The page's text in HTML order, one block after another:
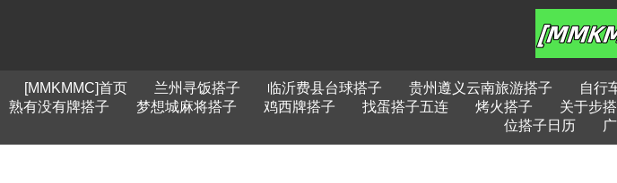
[MMKMMC]首页 兰州寻饭搭子 临沂费县台球搭子 贵州遵义云南旅游搭子 自行
熟有没有牌搭子
梦想城麻将搭子 鸡西牌搭子 找蛋搭子五连 烤火搭子 关于步
位搭子日历